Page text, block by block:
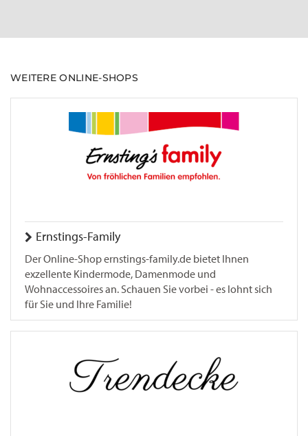
WEITERE ONLINE-SHOPS
Ernstings-Family
Der Online-Shop ernstings-family.de bietet Ihnen
exzellente Kindermode, Damenmode und
Wohnaccessoires an. Schauen Sie vorbei - es lohnt sich
für Sie und Ihre Familie!